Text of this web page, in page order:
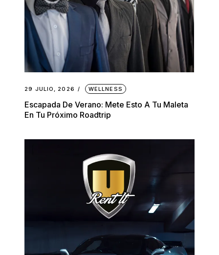
29 JULIO, 2026 WELLNESS
Escapada De Verano: Mete Esto A Tu Maleta
En Tu Próximo Roadtrip